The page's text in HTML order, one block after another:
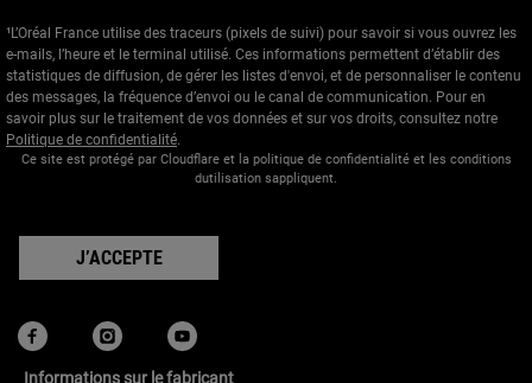
¹L’Oréal France utilise des traceurs (pixels de suivi) pour savoir si vous ouvrez les
e-mails, l’heure et le terminal utilisé. Ces informations permettent d’établir des
statistiques de diffusion, de gérer les listes d'envoi, et de personnaliser le contenu
des messages, la fréquence d’envoi ou le canal de communication. Pour en
savoir plus sur le traitement de vos données et sur vos droits, consultez notre
Politique de confidentialité.
Ce site est protégé par Cloudflare et la politique de confidentialité et les conditions
dutilisation sappliquent.
J’ACCEPTE
Informations sur le fabricant